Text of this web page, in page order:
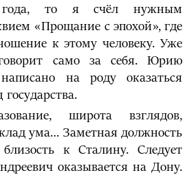
года, то я счёл нужным
«Прощание с эпохой», где
к этому человеку. Уже
само за себя. Юрию
на роду оказаться
широта взглядов,
ума… Заметная должность
к Сталину. Следует
оказывается на Дону.